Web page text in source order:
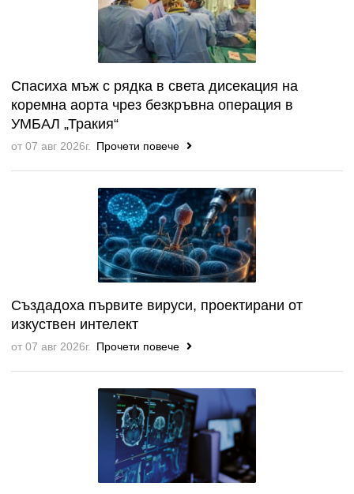
Спасиха мъж с рядка в света дисекация на
коремна аорта чрез безкръвна операция в
УМБАЛ „Тракия“
от 07 авг 2026г. Прочети повече
Създадоха първите вируси, проектирани от
изкуствен интелект
от 07 авг 2026г. Прочети повече